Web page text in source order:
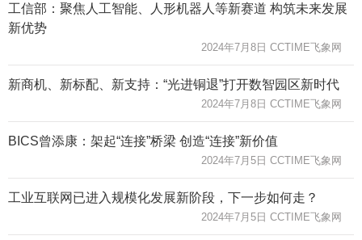
工信部：聚焦人工智能、人形机器人等新赛道 构筑未来发展
新优势
2024年7月8日 CCTIME飞象网
新商机、新标配、新支持：“光进铜退”打开数智园区新时代
2024年7月8日 CCTIME飞象网
BICS曾添康：架起“连接”桥梁 创造“连接”新价值
2024年7月5日 CCTIME飞象网
工业互联网已进入规模化发展新阶段，下一步如何走？
2024年7月5日 CCTIME飞象网